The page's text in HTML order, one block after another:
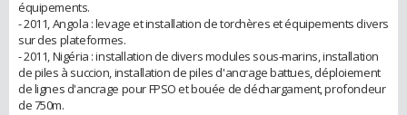
équipements.
- 2011, Angola : levage et installation de torchères et équipements divers
sur des plateformes.
- 2011, Nigéria : installation de divers modules sous-marins, installation
de piles à succion, installation de piles d'ancrage battues, déploiement
de lignes d'ancrage pour FPSO et bouée de déchargament, profondeur
de 750m.